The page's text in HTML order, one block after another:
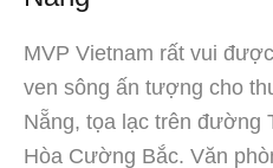
MVP Vietnam rất vui
ven sông ấn tượng cho
Nẵng, tọa lạc trên đường
Hòa Cường Bắc. Văn